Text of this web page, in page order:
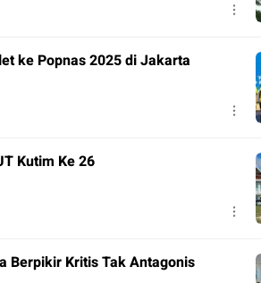
ke Popnas 2025 di Jakarta
Kutim Ke 26
Berpikir Kritis Tak Antagonis